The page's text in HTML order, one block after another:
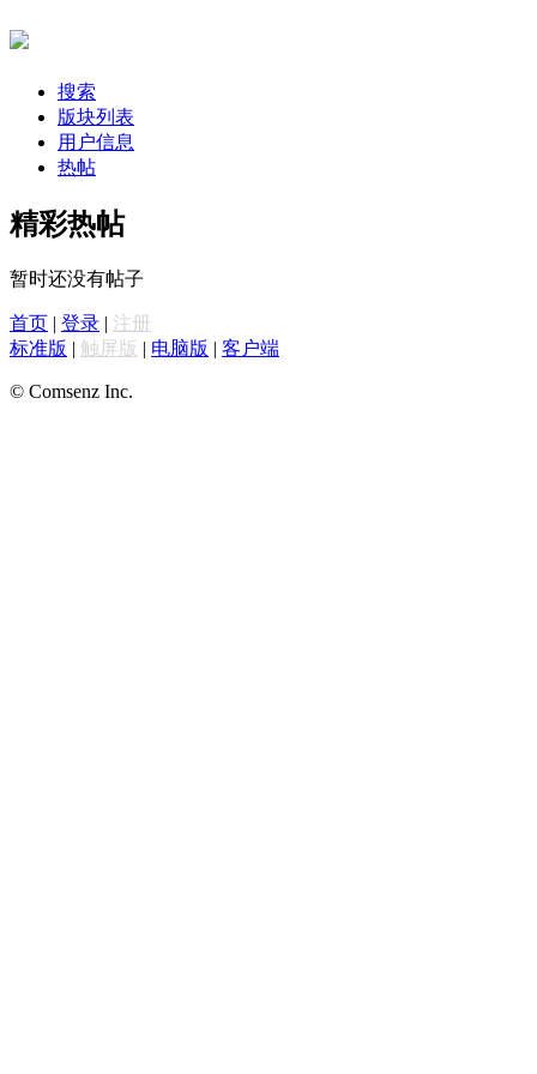
搜索
版块列表
用户信息
热帖
精彩热帖
暂时还没有帖子
首页 | 登录 | 注册
标准版 | 触屏版 | 电脑版 | 客户端
© Comsenz Inc.